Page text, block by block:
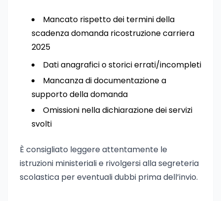
Mancato rispetto dei termini della
scadenza domanda ricostruzione carriera
2025
Dati anagrafici o storici errati/incompleti
Mancanza di documentazione a
supporto della domanda
Omissioni nella dichiarazione dei servizi
svolti
È consigliato leggere attentamente le
istruzioni ministeriali e rivolgersi alla segreteria
scolastica per eventuali dubbi prima dell’invio.